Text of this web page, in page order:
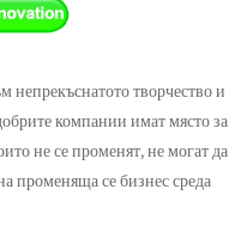
непрекъснатото творчество и
компании имат място за
не се променят, не могат да
променяща се бизнес среда